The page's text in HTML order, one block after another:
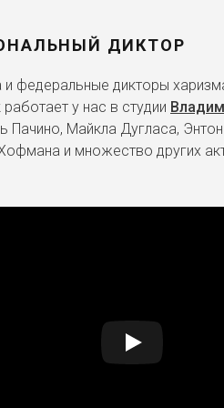
ДИКТОР
федеральные дикторы
у нас в студии
Пачино, Майкла Дугласа,
и множество других